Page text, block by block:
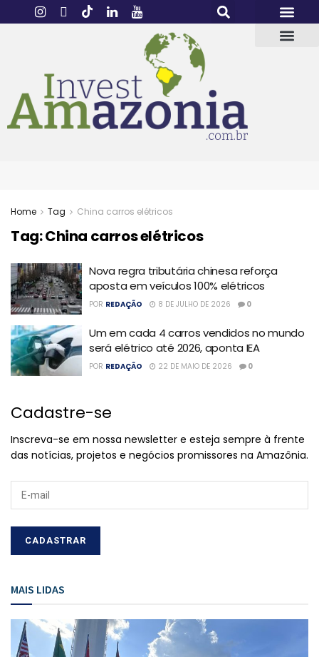
Home Tag China carros elétricos
Tag:China carros elétricos
Nova regra tributária chinesa reforça
aposta em veículos 100% elétricos
POR REDAÇÃO 8 DE JULHO DE 2026 0
Um em cada 4 carros vendidos no mundo
será elétrico até 2026, aponta IEA
POR REDAÇÃO 22 DE MAIO DE 2026 0
Cadastre-se
Inscreva-se em nossa newsletter e esteja sempre à frente
das notícias, projetos e negócios promissores na Amazônia.
MAIS LIDAS